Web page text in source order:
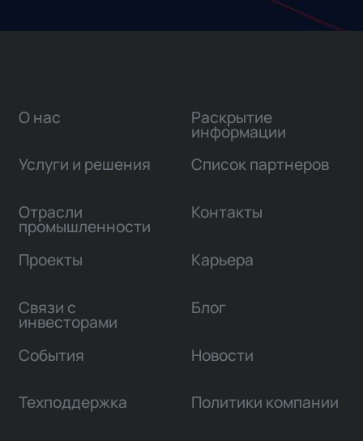
О нас
Услуги и решения
Отрасли
промышленности
Проекты
Связи с
инвесторами
Раскрытие
информации
Список партнеров
Контакты
Карьера
Блог
События Новости
Техподдержка Политики компании